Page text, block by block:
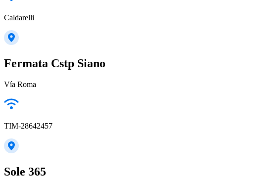
Caldarelli
Fermata Cstp Siano
Vía Roma
TIM-28642457
Sole 365